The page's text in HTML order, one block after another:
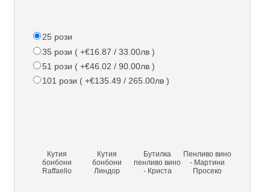
25 рози
35 рози ( +€16.87 / 33.00лв )
51 рози ( +€46.02 / 90.00лв )
101 рози ( +€135.49 / 265.00лв )
Кутия
бонбони
Raffaello
Кутия
бонбони
Линдор
Бутилка
пенливо вино
- Криста
Пенливо вино
- Мартини
Просеко